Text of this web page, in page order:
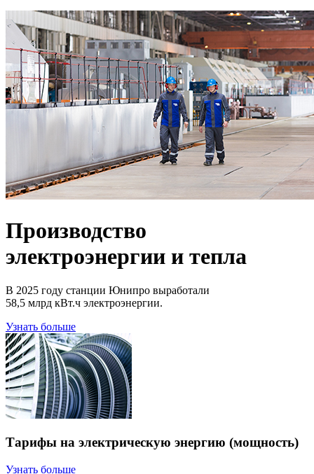
Производство
электроэнергии и тепла
В 2025 году станции Юнипро выработали
58,5 млрд кВт.ч электроэнергии.
Узнать больше
Тарифы на электрическую энергию (мощность)
Узнать больше